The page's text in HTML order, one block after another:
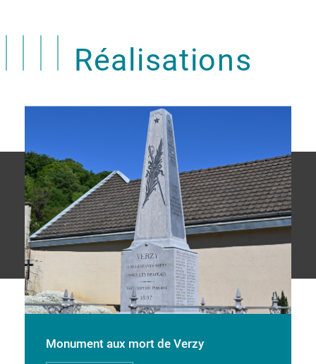
Réalisations
Monument aux mort de Verzy